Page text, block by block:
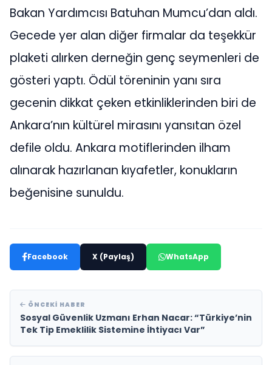
Bakan Yardımcısı Batuhan Mumcu’dan aldı.
Gecede yer alan diğer firmalar da teşekkür
plaketi alırken derneğin genç seymenleri de
gösteri yaptı. Ödül töreninin yanı sıra
gecenin dikkat çeken etkinliklerinden biri de
Ankara’nın kültürel mirasını yansıtan özel
defile oldu. Ankara motiflerinden ilham
alınarak hazırlanan kıyafetler, konukların
beğenisine sunuldu.
Facebook X (Paylaş) WhatsApp
ÖNCEKI HABER
Sosyal Güvenlik Uzmanı Erhan Nacar: “Türkiye’nin
Tek Tip Emeklilik Sistemine İhtiyacı Var”